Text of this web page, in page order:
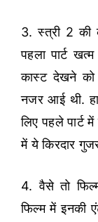
3. स्त्री 2 की
पहला पार्ट
कास्ट देखने को
नजर आई थी.
लिए पहले पार्ट
में ये किरदार
4. वैसे तो
फिल्म में इनकी